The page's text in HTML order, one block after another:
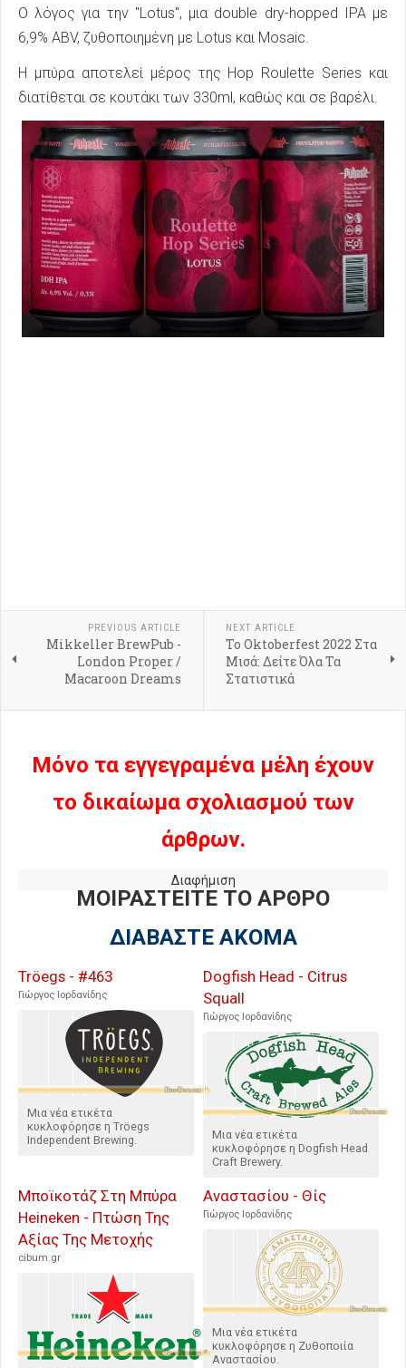
Ο λόγος για την "Lotus", μια double dry-hopped IPA με
6,9% ABV, ζυθοποιημένη με Lotus και Mosaic.
Η μπύρα αποτελεί μέρος της Hop Roulette Series και
διατίθεται σε κουτάκι των 330ml, καθώς και σε βαρέλι.
PREVIOUS ARTICLE
Mikkeller BrewPub -
London Proper /
Macaroon Dreams
NEXT ARTICLE
Το Oktoberfest 2022 Στα
Μισά: Δείτε Όλα Τα
Στατιστικά
Μόνο τα εγγεγραμένα μέλη έχουν
το δικαίωμα σχολιασμού των
άρθρων.
Διαφήμιση
ΜΟΙΡΑΣΤΕΙΤΕ ΤΟ ΑΡΘΡΟ
ΔΙΑΒΑΣΤΕ ΑΚΟΜΑ
Tröegs - #463
Γιώργος Ιορδανίδης
Μια νέα ετικέτα
κυκλοφόρησε η Tröegs
Independent Brewing.
Dogfish Head - Citrus
Squall
Γιώργος Ιορδανίδης
Μια νέα ετικέτα
κυκλοφόρησε η Dogfish Head
Craft Brewery.
Μποϊκοτάζ Στη Μπύρα
Heineken - Πτώση Της
Αξίας Της Μετοχής
cibum.gr
Αναστασίου - Θίς
Γιώργος Ιορδανίδης
Μια νέα ετικέτα
κυκλοφόρησε η Ζυθοποιία
Αναστασίου.